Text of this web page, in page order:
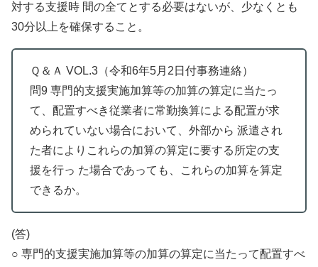
対する支援時 間の全てとする必要はないが、少なくとも
30分以上を確保すること。
Ｑ＆Ａ VOL.3（令和6年5月2日付事務連絡）
問9 専門的支援実施加算等の加算の算定に当たっ
て、配置すべき従業者に常勤換算による配置が求
められていない場合において、外部から 派遣され
た者によりこれらの加算の算定に要する所定の支
援を行っ た場合であっても、これらの加算を算定
できるか。
(答)
○ 専門的支援実施加算等の加算の算定に当たって配置すべ